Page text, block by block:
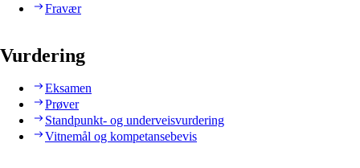
Fravær
Vurdering
Eksamen
Prøver
Standpunkt- og underveisvurdering
Vitnemål og kompetansebevis